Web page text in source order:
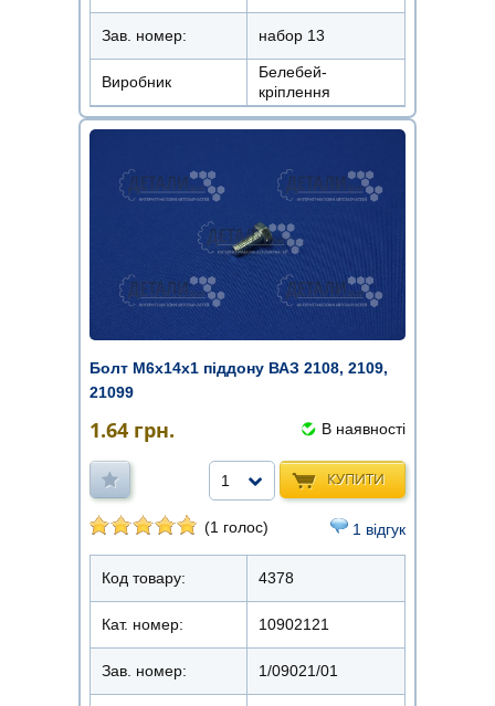
Зав. номер: набор 13
Виробник
Белебей-
кріплення
Болт М6х14х1 піддону ВАЗ 2108, 2109,
21099
1.64 грн. В наявності
КУПИТИ
1
(1 голос) 1 відгук
Код товару: 4378
Кат. номер: 10902121
Зав. номер: 1/09021/01